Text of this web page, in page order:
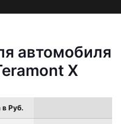
автомобиля
X
Руб.